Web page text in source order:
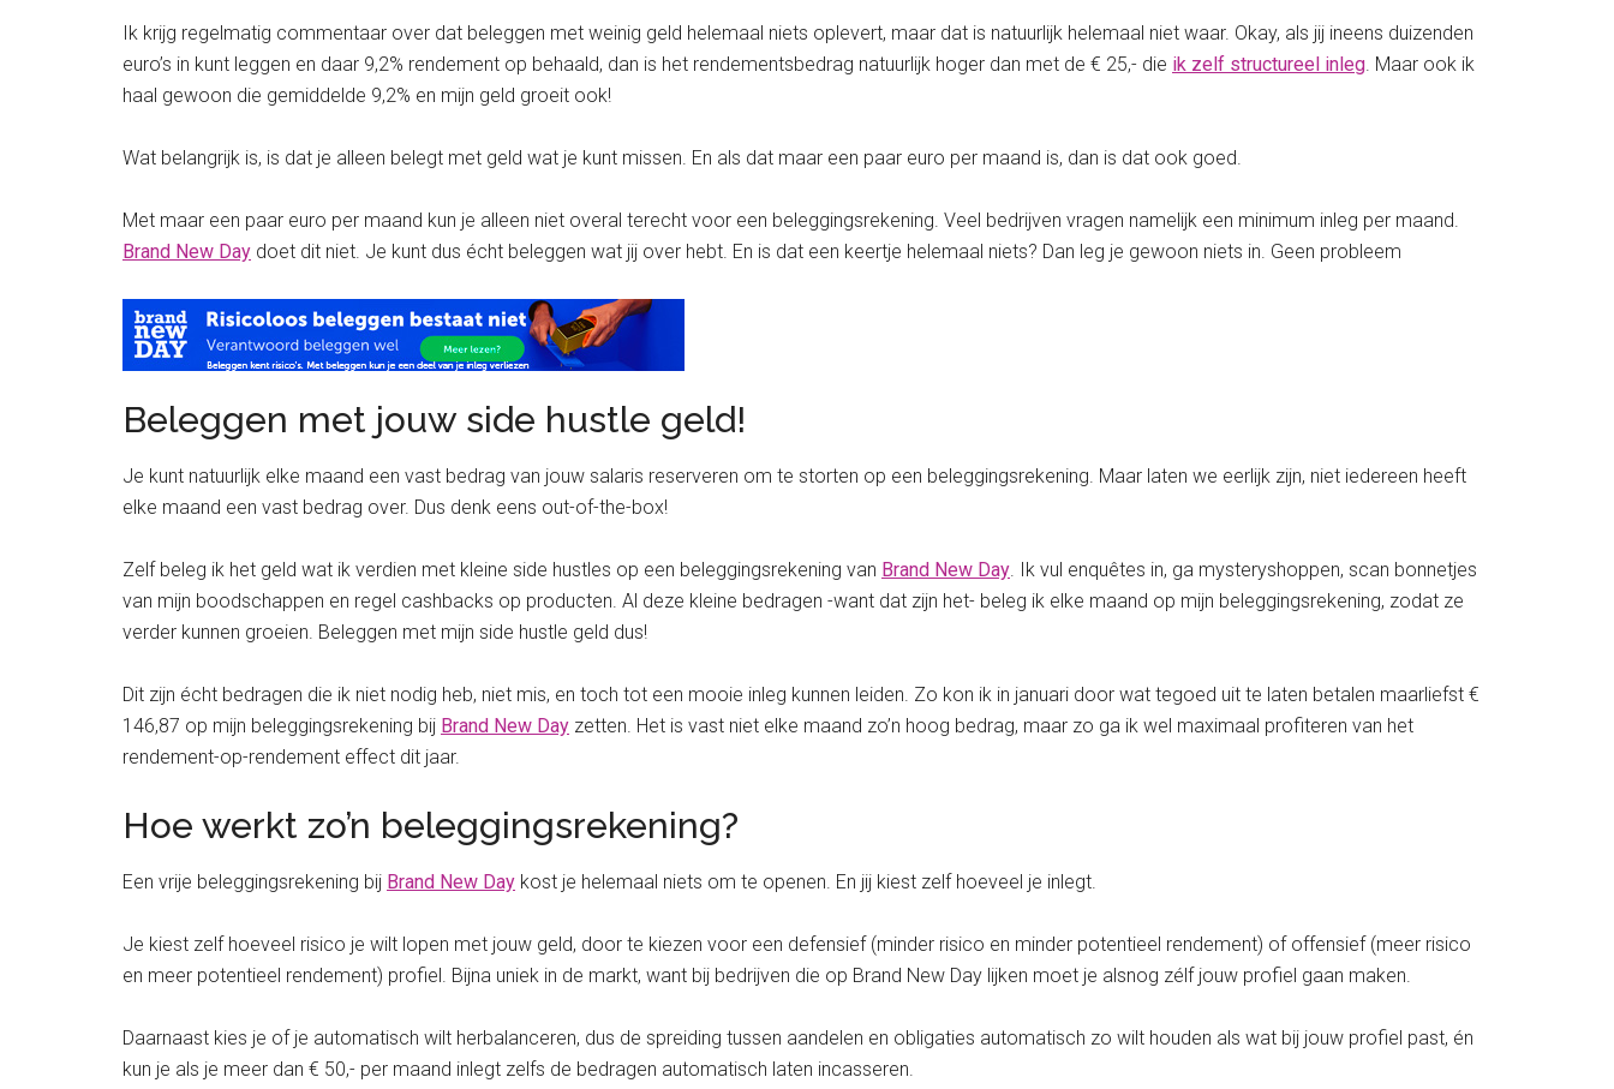
Ik krijg regelmatig commentaar over dat beleggen met weinig geld helemaal niets oplevert, maar dat is natuurlijk helemaal niet waar. Okay, als jij ineens duizenden
euro’s in kunt leggen en daar 9,2% rendement op behaald, dan is het rendementsbedrag natuurlijk hoger dan met de € 25,- die ik zelf structureel inleg. Maar ook ik
haal gewoon die gemiddelde 9,2% en mijn geld groeit ook!
Wat belangrijk is, is dat je alleen belegt met geld wat je kunt missen. En als dat maar een paar euro per maand is, dan is dat ook goed.
Met maar een paar euro per maand kun je alleen niet overal terecht voor een beleggingsrekening. Veel bedrijven vragen namelijk een minimum inleg per maand.
Brand New Day doet dit niet. Je kunt dus écht beleggen wat jij over hebt. En is dat een keertje helemaal niets? Dan leg je gewoon niets in. Geen probleem
Beleggen met jouw side hustle geld!
Je kunt natuurlijk elke maand een vast bedrag van jouw salaris reserveren om te storten op een beleggingsrekening. Maar laten we eerlijk zijn, niet iedereen heeft
elke maand een vast bedrag over. Dus denk eens out-of-the-box!
Zelf beleg ik het geld wat ik verdien met kleine side hustles op een beleggingsrekening van Brand New Day. Ik vul enquêtes in, ga mysteryshoppen, scan bonnetjes
van mijn boodschappen en regel cashbacks op producten. Al deze kleine bedragen -want dat zijn het- beleg ik elke maand op mijn beleggingsrekening, zodat ze
verder kunnen groeien. Beleggen met mijn side hustle geld dus!
Dit zijn écht bedragen die ik niet nodig heb, niet mis, en toch tot een mooie inleg kunnen leiden. Zo kon ik in januari door wat tegoed uit te laten betalen maarliefst €
146,87 op mijn beleggingsrekening bij Brand New Day zetten. Het is vast niet elke maand zo’n hoog bedrag, maar zo ga ik wel maximaal profiteren van het
rendement-op-rendement effect dit jaar.
Hoe werkt zo’n beleggingsrekening?
Een vrije beleggingsrekening bij Brand New Day kost je helemaal niets om te openen. En jij kiest zelf hoeveel je inlegt.
Je kiest zelf hoeveel risico je wilt lopen met jouw geld, door te kiezen voor een defensief (minder risico en minder potentieel rendement) of offensief (meer risico
en meer potentieel rendement) profiel. Bijna uniek in de markt, want bij bedrijven die op Brand New Day lijken moet je alsnog zélf jouw profiel gaan maken.
Daarnaast kies je of je automatisch wilt herbalanceren, dus de spreiding tussen aandelen en obligaties automatisch zo wilt houden als wat bij jouw profiel past, én
kun je als je meer dan € 50,- per maand inlegt zelfs de bedragen automatisch laten incasseren.